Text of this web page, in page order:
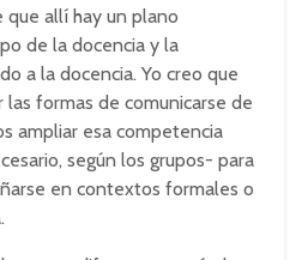
que allí hay un plano
de la docencia y la
a la docencia. Yo creo que
formas de comunicarse de
ampliar esa competencia
según los grupos- para
en contextos formales o